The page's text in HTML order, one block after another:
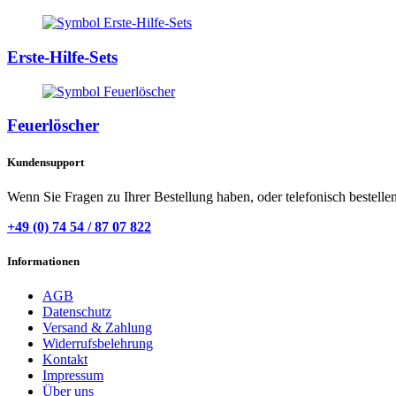
Erste-Hilfe-Sets
Feuerlöscher
Kundensupport
Wenn Sie Fragen zu Ihrer Bestellung haben, oder telefonisch
+49 (0) 74 54 / 87 07 822
Informationen
AGB
Datenschutz
Versand & Zahlung
Widerrufsbelehrung
Kontakt
Impressum
Über uns